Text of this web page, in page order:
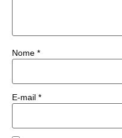
Nome *
E-mail *